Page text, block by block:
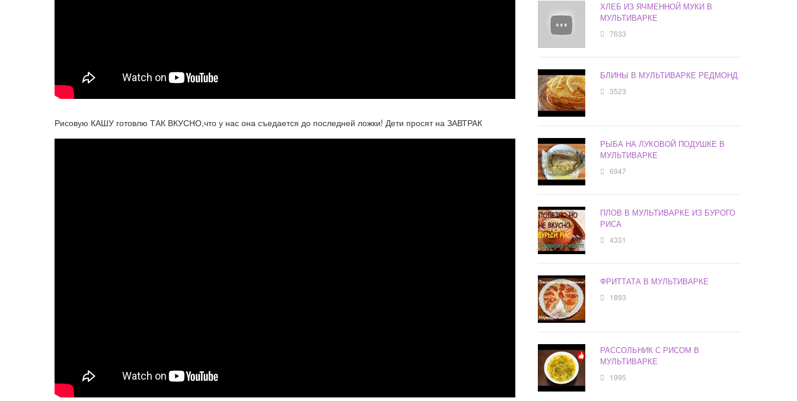
Рисовую КАШУ готовлю ТАК ВКУСНО,что у нас она съедается до последней ложки! Дети просят на ЗАВТРАК
ХЛЕБ ИЗ ЯЧМЕННОЙ МУКИ В
МУЛЬТИВАРКЕ
7633
БЛИНЫ В МУЛЬТИВАРКЕ РЕДМОНД
3523
РЫБА НА ЛУКОВОЙ ПОДУШКЕ В
МУЛЬТИВАРКЕ
6947
ПЛОВ В МУЛЬТИВАРКЕ ИЗ БУРОГО
РИСА
4331
ФРИТТАТА В МУЛЬТИВАРКЕ
1893
РАССОЛЬНИК С РИСОМ В
МУЛЬТИВАРКЕ
1995